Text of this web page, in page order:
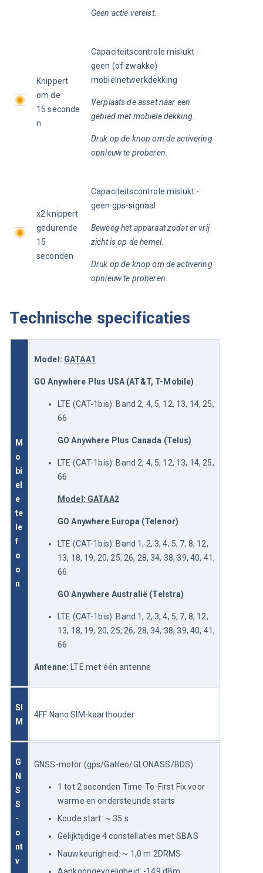
Geen actie vereist.
Knippert
om de
15 seconde
n
Capaciteitscontrole mislukt -
geen (of zwakke)
mobielnetwerkdekking
Verplaats de asset naar een
gebied met mobiele dekking.
Druk op de knop om de activering
opnieuw te proberen.
x2 knippert
gedurende
15
seconden
Capaciteitscontrole mislukt -
geen gps-signaal
Beweeg het apparaat zodat er vrij
zicht is op de hemel.
Druk op de knop om de activering
opnieuw te proberen.
Technische specificaties
M
o
bi
el
e
te
le
f
o
o
n
Model: GATAA1
GO Anywhere Plus USA (AT&T, T-Mobile)
LTE (CAT-1bis): Band 2, 4, 5, 12, 13, 14, 25,
66
GO Anywhere Plus Canada (Telus)
LTE (CAT-1bis): Band 2, 4, 5, 12, 13, 14, 25,
66
Model: GATAA2
GO Anywhere Europa (Telenor)
LTE (CAT-1bis): Band 1, 2, 3, 4, 5, 7, 8, 12,
13, 18, 19, 20, 25, 26, 28, 34, 38, 39, 40, 41,
66
GO Anywhere Australië (Telstra)
LTE (CAT-1bis): Band 1, 2, 3, 4, 5, 7, 8, 12,
13, 18, 19, 20, 25, 26, 28, 34, 38, 39, 40, 41,
66
Antenne: LTE met één antenne
SI
M
4FF Nano SIM-kaarthouder
G
N
S
S
-
o
nt
v
GNSS-motor (gps/Galileo/GLONASS/BDS)
1 tot 2 seconden Time-To-First Fix voor
warme en ondersteunde starts
Koude start: ~ 35 s
Gelijktijdige 4 constellaties met SBAS
Nauwkeurigheid: ~ 1,0 m 2DRMS
Aankoopgevoeligheid: -149 dBm